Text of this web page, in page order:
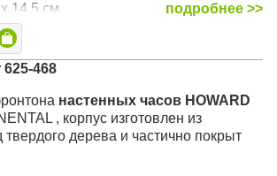
14,5 см
подробнее >>
625-468
настенных часов HOWARD
, корпус изготовлен из
дерева и частично покрыт